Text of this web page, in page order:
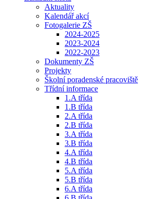
Aktuality
Kalendář akcí
Fotogalerie ZŠ
2024-2025
2023-2024
2022-2023
Dokumenty ZŠ
Projekty
Školní poradenské pracoviště
Třídní informace
1.A třída
1.B třída
2.A třída
2.B třída
3.A třída
3.B třída
4.A třída
4.B třída
5.A třída
5.B třída
6.A třída